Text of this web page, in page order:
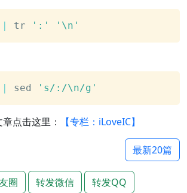
tr ':' '\n'
sed 's/:/\n/g'
点击这里： 【专栏：iLoveIC】
最新20篇
圈 转发微信
转发QQ